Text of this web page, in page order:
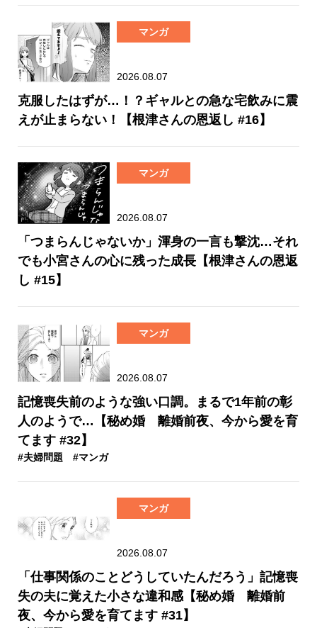
マンガ
2026.08.07
克服したはずが…！？ギャルとの急な宅飲みに震
えが止まらない！【根津さんの恩返し #16】
マンガ
2026.08.07
「つまらんじゃないか」渾身の一言も撃沈…それ
でも小宮さんの心に残った成長【根津さんの恩返
し #15】
マンガ
2026.08.07
記憶喪失前のような強い口調。まるで1年前の彰
人のようで…【秘め婚 離婚前夜、今から愛を育
てます #32】
#夫婦問題 #マンガ
マンガ
2026.08.07
「仕事関係のことどうしていたんだろう」記憶喪
失の夫に覚えた小さな違和感【秘め婚 離婚前
夜、今から愛を育てます #31】